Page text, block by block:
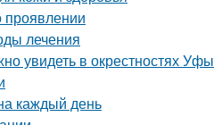
проявлении
лечения
увидеть в окрестностях Уфы
каждый день